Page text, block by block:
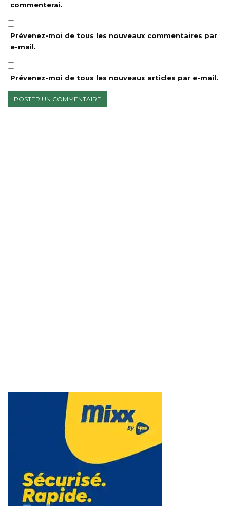
commenterai.
Prévenez-moi de tous les nouveaux commentaires par
e-mail.
Prévenez-moi de tous les nouveaux articles par e-mail.